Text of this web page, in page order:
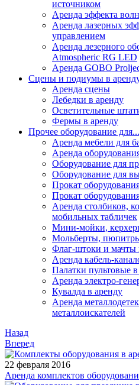
источником
Аренда эффекта
Аренда лазерных
управлением
Аренда лезерного
Atmospheric RG LED
Аренда GOBO
Сцены и подиумы в
Аренда сцены
Лебедки в аренду
Осветительные
Фермы в аренду
Прочее оборудование для...
Аренда мебели для
Аренда
Оборудование для
Оборудование для
Прокат
Прокат
Аренда столбиков,
мобильных табличек
Мини-мойки,
Мольберты,
Флаг-штоки и мачты
Аренда кабель-
Палатки пультовые
Аренда электро-
Кувалда в аренду
Аренда
металлоискателей
Назад
Вперед
22 февраля 2016
Аренда комплектов